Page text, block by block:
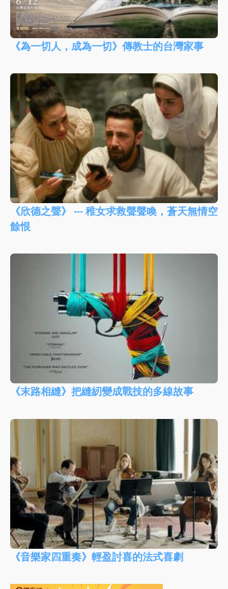
《為一切人，成為一切》傳教士的台灣家事
《欣德之聲》 --- 稚女求救聲聲喚，蒼天無情空
餘恨
《末路相縫》把縫紉變成戰技的多線故事
《音樂家四重奏》輕盈討喜的法式喜劇